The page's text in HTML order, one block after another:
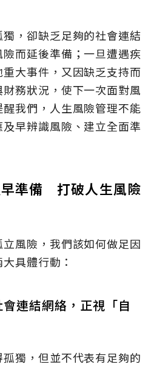
，卻缺乏足夠的社會連結
而延後準備；一旦遭遇疾
大事件，又因缺乏支持而
務狀況，使下一次面對風
我們，人生風險管理不能
早辨識風險、建立全面準
準備 打破人生風險
風險，我們該如何做足因
具體行動：
連結網絡，正視「自
獨，但並不代表有足夠的